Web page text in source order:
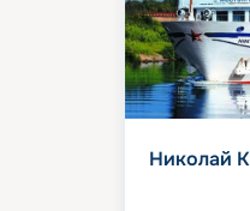
Николай